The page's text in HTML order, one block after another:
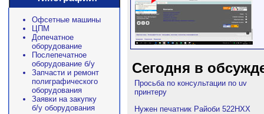
Офсетные машины
ЦПМ
Допечатное
оборудование
Послепечатное
оборудование б/у
Запчасти и ремонт
полиграфического
оборудования
Заявки на закупку
б/у оборудования
Сегодня в
Просьба по консультации по uv
принтеру
Нужен печатник Райоби 522HXX